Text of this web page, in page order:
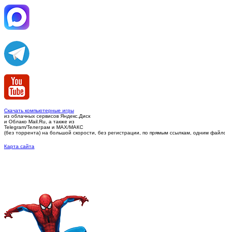
Скачать компьютерные игры
из облачных сервисов Яндекс.Диск
и Облако Mail.Ru, а также из
Telegram/Телеграм и MAX/МАКС
(без торрента) на большой скорости, без регистрации, по прямым ссылкам, одним
Карта сайта